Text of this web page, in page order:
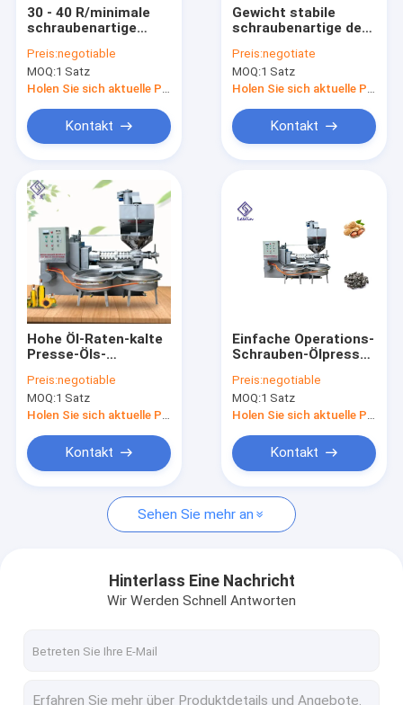
Produkte
Videos
Über uns
Fabrik-Ausflug
Treten Sie mit uns in Verbindung
Fordern Sie ein Zitat
Presse-Maschine des technischen Öls
Schrauben-Ölpresse-Maschine
Lebensmittelverarbeitungs-Maschine
30 - 40 R/minimale
schraubenartige
Maschinen-/kalter
Presse-Öl-Auszieher-
einfache Operation
Preis:negotiable
MOQ:1 Satz
Holen Sie sich aktuelle Preis
Kontakt
Gewicht stabile
schraubenartige der
kaltes Presse-Öl-
Vertreiber-
Maschinen-1980kg
Preis:negotiate
MOQ:1 Satz
Holen Sie sich aktuelle Preis
Kontakt
Hohe Öl-Raten-kalte
Presse-Öls-
100 - 130
U-/minquetscher-
Geschwindigkeit
Preis:negotiable
MOQ:1 Satz
Holen Sie sich aktuelle Preis
Kontakt
Einfache Operations-
Schrauben-Ölpresse-
kaltes Presse-Öl, das
Maschine herstellt
Preis:negotiable
MOQ:1 Satz
Holen Sie sich aktuelle Preis
Kontakt
Sehen Sie mehr an
Hinterlass Eine Nachricht
Wir Werden Schnell Antworten